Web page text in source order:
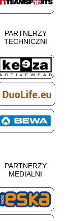
PARTNERZY
TECHNICZNI
PARTNERZY
MEDIALNI